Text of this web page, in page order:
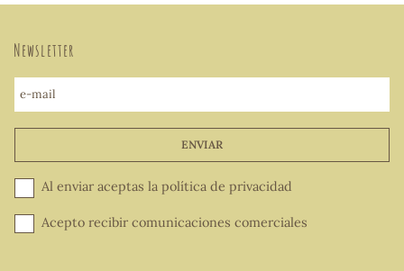
Newsletter
e-mail
ENVIAR
Al enviar aceptas la política de privacidad
Acepto recibir comunicaciones comerciales